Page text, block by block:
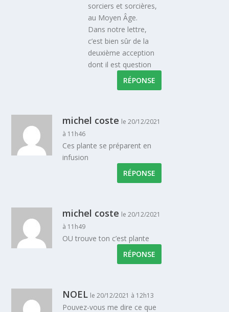
sorciers et sorcières,
au Moyen Âge.
Dans notre lettre,
c’est bien sûr de la
deuxième acception
dont il est question
RÉPONSE
michel coste le 20/12/2021
à 11h46
Ces plante se préparent en
infusion
RÉPONSE
michel coste le 20/12/2021
à 11h49
OU trouve ton c’est plante
RÉPONSE
NOEL le 20/12/2021 à 12h13
Pouvez-vous me dire ce que